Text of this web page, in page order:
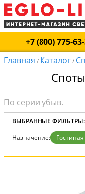
+7 (800) 775-
Главная / Каталог/
ВЫБРАННЫЕ ФИЛЬТРЫ:
Назначение: Гостиная